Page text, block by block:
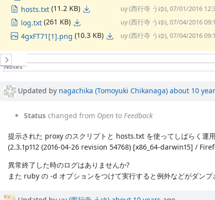
hosts.txt (11.2 KB) uy (西行寺 うゆ), 07/01/2016
log.txt (261 KB) uy (西行寺 うゆ), 07/04/2016
4gxFT71[1].png (10.3 KB) uy (西行寺 うゆ), 07/04/2016
History
Notes
Updated by nagachika (Tomoyuki Chikanaga) about 10
Status changed from Open to Feedback
提示された proxy のスクリプトと hosts.txt を使ってしばらく運
(2.3.1p112 (2016-04-26 revision 54768) [x86_64-darwin15] /
異常終了した時のログはありませんか?
また ruby の -d オプションをつけて実行すると例外などがダン